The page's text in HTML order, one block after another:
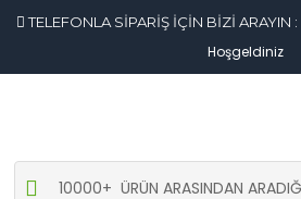
TELEFONLA SİPARİŞ İÇİN BİZİ ARAYIN :
Hoşgeldiniz